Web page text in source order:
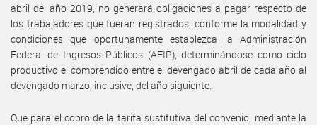
abril del año 2019, no generará obligaciones a pagar respecto de
los trabajadores que fueran registrados, conforme la modalidad y
condiciones que oportunamente establezca la Administración
Federal de Ingresos Públicos (AFIP), determinándose como ciclo
productivo el comprendido entre el devengado abril de cada año al
devengado marzo, inclusive, del año siguiente.
Que para el cobro de la tarifa sustitutiva del convenio, mediante la